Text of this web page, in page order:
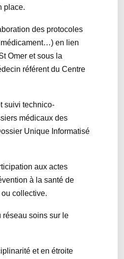
place.
des protocoles
en lien
Omer et sous la
référent du Centre
suivi technico-
médicaux des
Unique Informatisé
aux actes
à la santé de
collective.
réseau soins sur le
et en étroite